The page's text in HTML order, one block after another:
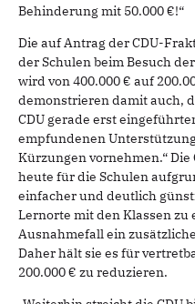
Behinderung mit 50.000 €!“
Die auf Antrag der CDU-
der Schulen beim Besuch
wird von 400.000 € auf
demonstrieren damit auch,
CDU gerade erst
empfundenen
Kürzungen vornehmen.“ Die
heute für die Schulen
einfacher und deutlich
Lernorte mit den Klassen
Ausnahmefall ein
Daher hält sie es für
200.000 € zu reduzieren.